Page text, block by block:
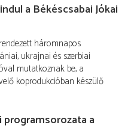
a Békéscsabai Jókai
háromnapos
ukrajnai és szerbiai
mutatkoznak be, a
koprodukcióban készülő
programsorozata a